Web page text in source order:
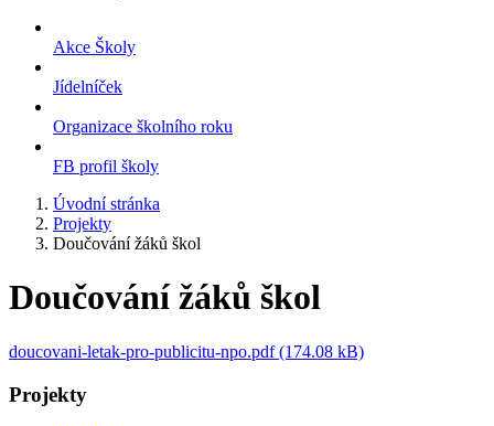
Akce Školy
Jídelníček
Organizace školního roku
FB profil školy
Úvodní stránka
Projekty
Doučování žáků škol
Doučování žáků škol
doucovani-letak-pro-publicitu-npo.pdf (174.08 kB)
Projekty